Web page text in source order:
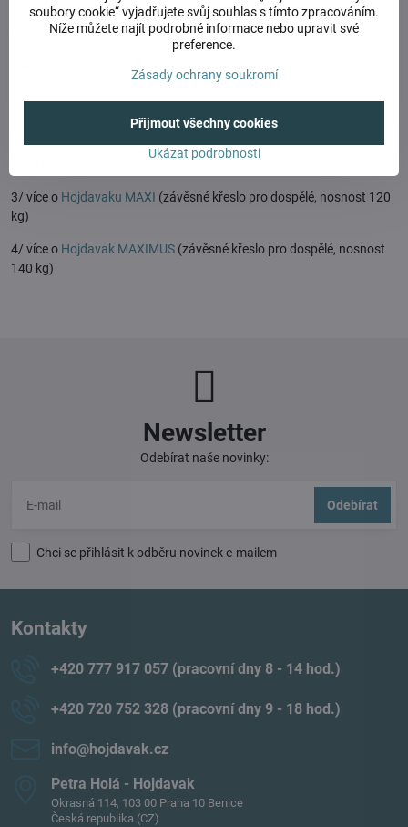
Petra Holá
Zakladatelka a majitelka značky
Hojdavaku BABY(kolébka pro miminka, nosnost 15 kg)
(houpadlo pro děti, nosnost 40 kg)
3/ více o Hojdavaku MAXI (závěsné křeslo pro dospělé, nosnost 120
kg)
4/ více o Hojdavak MAXIMUS (závěsné křeslo pro dospělé, nosnost
140 kg)
Newsletter
Odebírat naše novinky:
Odebírat
Chci se přihlásit k odběru novinek e-mailem
Kontakty
+420 777 917 057 (pracovní dny 8 - 14 hod​.)
+420 720 752 328 (pracovní dny 9 - 18 hod​.)
info​@hojdavak​.cz
Petra Holá - Hojdavak
Okrasná 114, 103 00 Praha 10 Benice
Česká republika (CZ)
soubory cookie“ vyjadřujete svůj souhlas s tímto zpracováním.
Níže můžete najít podrobné informace nebo upravit své
preference.
Zásady ochrany soukromí
Ukázat podrobnosti
Přijmout všechny cookies